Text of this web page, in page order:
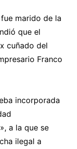
marido de la
que el
cuñado del
Franco
incorporada
a la que se
ilegal a